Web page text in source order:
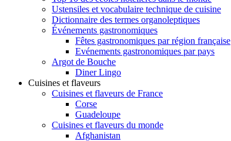
Ustensiles et vocabulaire technique de cuisine
Dictionnaire des termes organoleptiques
Événements gastronomiques
Fêtes gastronomiques par région française
Evénements gastronomiques par pays
Argot de Bouche
Diner Lingo
Cuisines et flaveurs
Cuisines et flaveurs de France
Corse
Guadeloupe
Cuisines et flaveurs du monde
Afghanistan